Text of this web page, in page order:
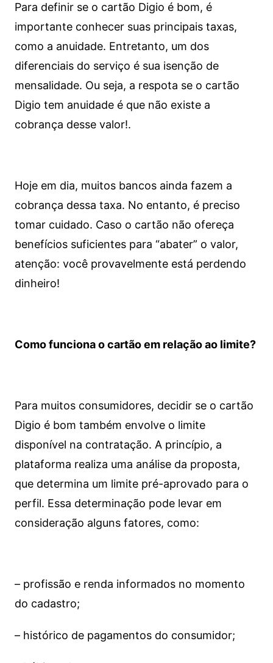
Para definir se o cartão Digio é bom, é
importante conhecer suas principais taxas,
como a anuidade. Entretanto, um dos
diferenciais do serviço é sua isenção de
mensalidade. Ou seja, a respota se o cartão
Digio tem anuidade é que não existe a
cobrança desse valor!.
Hoje em dia, muitos bancos ainda fazem a
cobrança dessa taxa. No entanto, é preciso
tomar cuidado. Caso o cartão não ofereça
benefícios suficientes para “abater” o valor,
atenção: você provavelmente está perdendo
dinheiro!
Como funciona o cartão em relação ao limite?
Para muitos consumidores, decidir se o cartão
Digio é bom também envolve o limite
disponível na contratação. A princípio, a
plataforma realiza uma análise da proposta,
que determina um limite pré-aprovado para o
perfil. Essa determinação pode levar em
consideração alguns fatores, como:
– profissão e renda informados no momento
do cadastro;
– histórico de pagamentos do consumidor;